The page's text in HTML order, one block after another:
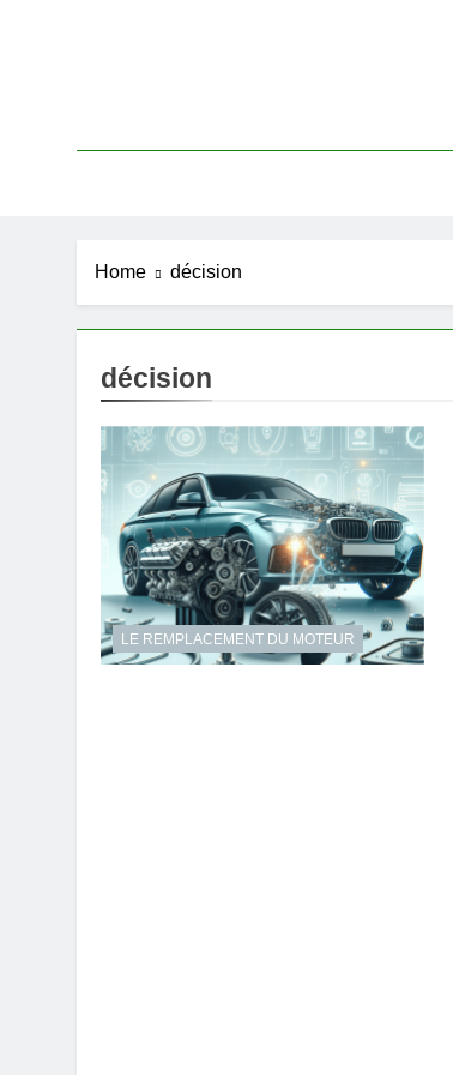
Home décision
décision
LE REMPLACEMENT DU MOTEUR